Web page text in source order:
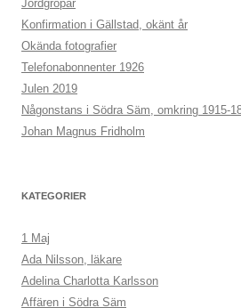
Jordgropar
Konfirmation i Gällstad, okänt år
Okända fotografier
Telefonabonnenter 1926
Julen 2019
Någonstans i Södra Säm, omkring 1915-
Johan Magnus Fridholm
KATEGORIER
1 Maj
Ada Nilsson, läkare
Adelina Charlotta Karlsson
Affären i Södra Säm